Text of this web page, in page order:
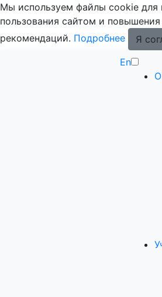
Мы используем файлы cookie для
пользования сайтом и повышения
рекомендаций. Подробнее
Я
En